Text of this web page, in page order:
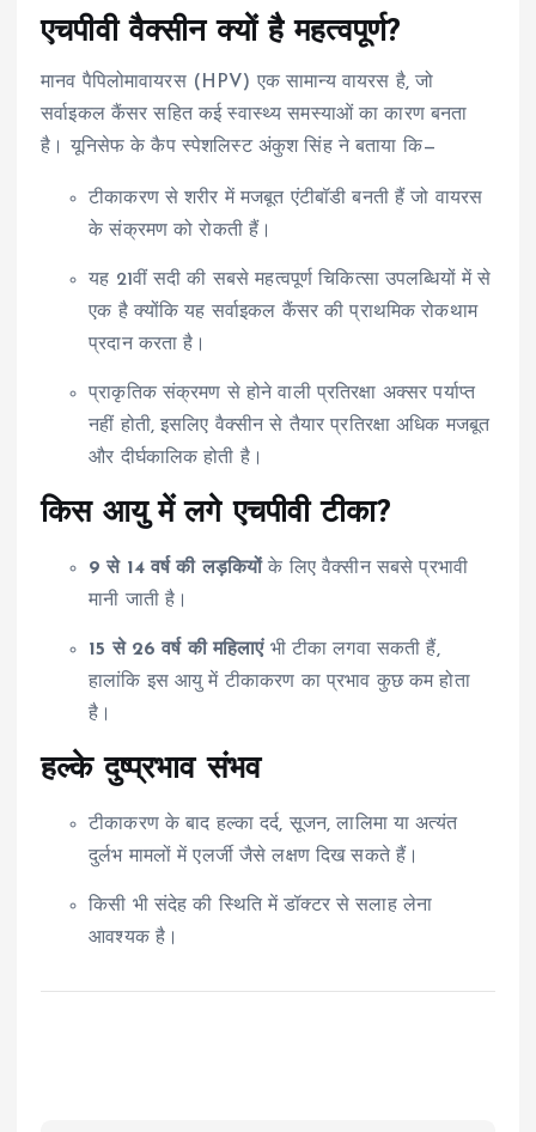
एचपीवी वैक्सीन क्यों है महत्वपूर्ण?
मानव पैपिलोमावायरस (HPV) एक सामान्य वायरस है, जो
सर्वाइकल कैंसर सहित कई स्वास्थ्य समस्याओं का कारण बनता
है। यूनिसेफ के कैप स्पेशलिस्ट अंकुश सिंह ने बताया कि—
टीकाकरण से शरीर में मजबूत एंटीबॉडी बनती हैं जो वायरस
के संक्रमण को रोकती हैं।
यह 21वीं सदी की सबसे महत्वपूर्ण चिकित्सा उपलब्धियों में से
एक है क्योंकि यह सर्वाइकल कैंसर की प्राथमिक रोकथाम
प्रदान करता है।
प्राकृतिक संक्रमण से होने वाली प्रतिरक्षा अक्सर पर्याप्त
नहीं होती, इसलिए वैक्सीन से तैयार प्रतिरक्षा अधिक मजबूत
और दीर्घकालिक होती है।
किस आयु में लगे एचपीवी टीका?
9 से 14 वर्ष की लड़कियोंके लिए वैक्सीन सबसे प्रभावी
मानी जाती है।
15 से 26 वर्ष की महिलाएंभी टीका लगवा सकती हैं,
हालांकि इस आयु में टीकाकरण का प्रभाव कुछ कम होता
है।
हल्के दुष्प्रभाव संभव
टीकाकरण के बाद हल्का दर्द, सूजन, लालिमा या अत्यंत
दुर्लभ मामलों में एलर्जी जैसे लक्षण दिख सकते हैं।
किसी भी संदेह की स्थिति में डॉक्टर से सलाह लेना
आवश्यक है।